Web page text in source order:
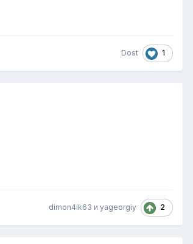
Dost 1
dimon4ik63 и yageorgiy 2